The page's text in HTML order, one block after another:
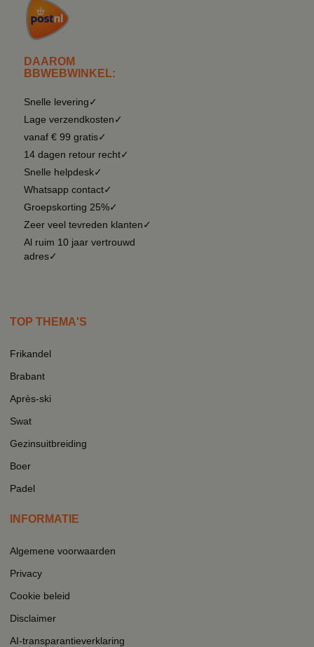
DAAROM
BBWEBWINKEL:
Snelle levering✓
Lage verzendkosten✓
vanaf € 99 gratis✓
14 dagen retour recht✓
Snelle helpdesk✓
Whatsapp contact✓
Groepskorting 25%✓
Zeer veel tevreden klanten✓
Al ruim 10 jaar vertrouwd
adres✓
TOP THEMA'S
Frikandel
Brabant
Après-ski
Swat
Gezinsuitbreiding
Boer
Padel
INFORMATIE
Algemene voorwaarden
Privacy
Cookie beleid
Disclaimer
AI-transparantieverklaring